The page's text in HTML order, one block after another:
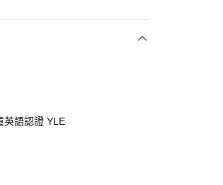
英語認證 YLE